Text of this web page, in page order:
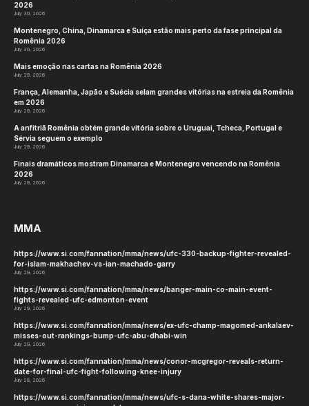
2026
July 30, 2026
Montenegro, China, Dinamarca e Suíça estão mais perto da fase principal da
Romênia 2026
July 30, 2026
Mais emoção nas cartas na Romênia 2026
July 29, 2026
França, Alemanha, Japão e Suécia selam grandes vitórias na estreia da Romênia
em 2026
July 29, 2026
A anfitriã Romênia obtém grande vitória sobre o Uruguai, Tcheca, Portugal e
Sérvia seguem o exemplo
July 29, 2026
Finais dramáticos mostram Dinamarca e Montenegro vencendo na Romênia
2026
July 29, 2026
MMA
https://www.si.com/fannation/mma/news/ufc-330-backup-fighter-revealed-
for-islam-makhachev-vs-ian-machado-garry
July 29, 2026
https://www.si.com/fannation/mma/news/banger-main-co-main-event-
fights-revealed-ufc-edmonton-event
July 29, 2026
https://www.si.com/fannation/mma/news/ex-ufc-champ-magomed-ankalaev-
misses-out-rankings-bump-ufc-abu-dhabi-win
July 29, 2026
https://www.si.com/fannation/mma/news/conor-mcgregor-reveals-return-
date-for-final-ufc-fight-following-knee-injury
July 28, 2026
https://www.si.com/fannation/mma/news/ufc-s-dana-white-shares-major-